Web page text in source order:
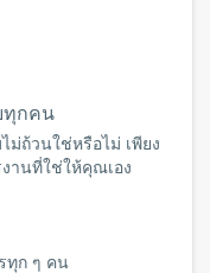
ทุกคน
ม่ถ้วนใช่หรือไม่ เพียง
านที่ใช่ให้คุณเอง
ทุก ๆ คน